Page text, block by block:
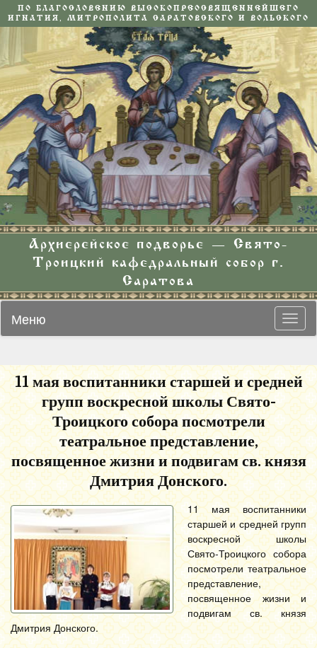
ПО БЛАГОСЛОВЕНИЮ ВЫСОКОПРЕОСВЯЩЕННЕЙШЕГО
ИГНАТИЯ, МИТРОПОЛИТА САРАТОВСКОГО И ВОЛЬСКОГО
Архиерейское подворье — Свято-
Троицкий кафедральный собор г.
Саратова
Меню
11 мая воспитанники старшей и средней
групп воскресной школы Свято-
Троицкого собора посмотрели
театральное представление,
посвященное жизни и подвигам св. князя
Дмитрия Донского.
11 мая воспитанники
старшей и средней групп
воскресной школы
Свято-Троицкого собора
посмотрели театральное
представление,
посвященное жизни и
подвигам св. князя
Дмитрия Донского.